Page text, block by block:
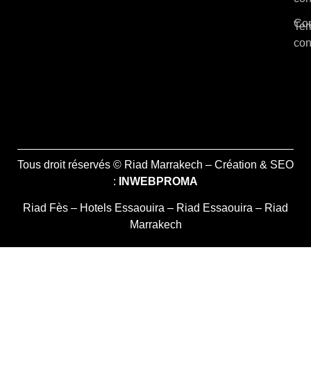
Tous droit réservés © Riad Marrakech – Création & SEO
:
INWEBPROMA
Riad Fès – Hotels Essaouira – Riad Essaouira – Riad
Marrakech